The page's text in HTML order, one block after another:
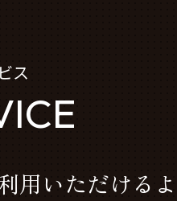
ス
用いただける